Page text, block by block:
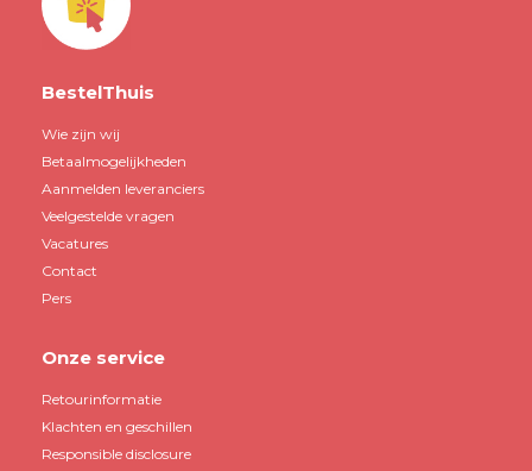
BestelThuis
Wie zijn wij
Betaalmogelijkheden
Aanmelden leveranciers
Veelgestelde vragen
Vacatures
Contact
Pers
Onze service
Retourinformatie
Klachten en geschillen
Responsible disclosure